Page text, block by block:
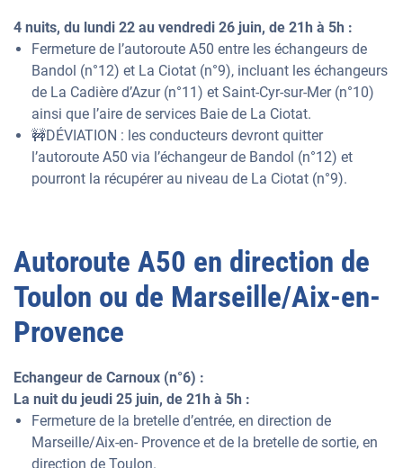
4 nuits, du lundi 22 au vendredi 26 juin, de 21h à 5h :
Fermeture de l’autoroute A50 entre les échangeurs de
Bandol (n°12) et La Ciotat (n°9), incluant les échangeurs
de La Cadière d’Azur (n°11) et Saint-Cyr-sur-Mer (n°10)
ainsi que l’aire de services Baie de La Ciotat.
🚧DÉVIATION : les conducteurs devront quitter
l’autoroute A50 via l’échangeur de Bandol (n°12) et
pourront la récupérer au niveau de La Ciotat (n°9).
Autoroute A50 en direction de
Toulon ou de Marseille/Aix-en-
Provence
Echangeur de Carnoux (n°6) :
La nuit du jeudi 25 juin, de 21h à 5h :
Fermeture de la bretelle d’entrée, en direction de
Marseille/Aix-en- Provence et de la bretelle de sortie, en
direction de Toulon.